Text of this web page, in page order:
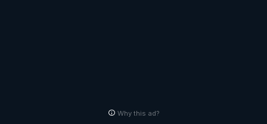
Why this ad?